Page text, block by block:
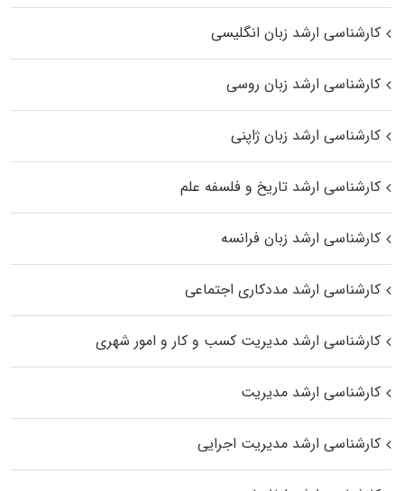
کارشناسی ارشد زبان انگلیسی
کارشناسی ارشد زبان روسی
کارشناسی ارشد زبان ژاپنی
کارشناسی ارشد تاریخ و فلسفه علم
کارشناسی ارشد زبان فرانسه
کارشناسی ارشد مددکاری اجتماعی
کارشناسی ارشد مدیریت کسب و کار و امور شهری
کارشناسی ارشد مدیریت
کارشناسی ارشد مدیریت اجرایی